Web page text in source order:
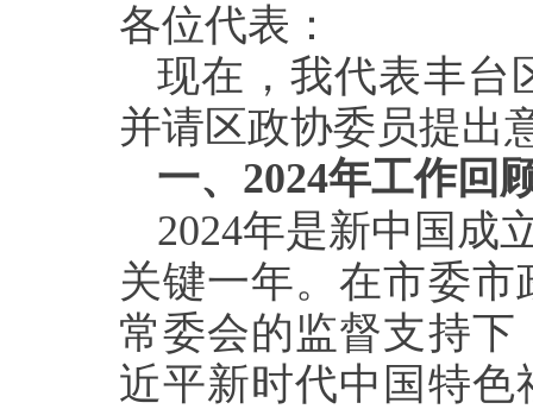
各位代表：
现在，我代表丰台
并请区政协委员提出
一、2024年工作回
2024年是新中国成
关键一年。在市委
常委会的监督支持
近平新时代中国特